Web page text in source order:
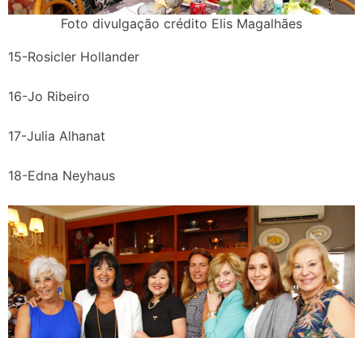
Foto divulgação crédito Elis Magalhães
15-Rosicler Hollander
16-Jo Ribeiro
17-Julia Alhanat
18-Edna Neyhaus